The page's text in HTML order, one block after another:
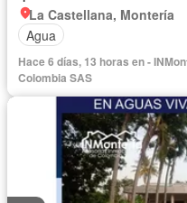
La Castellana, Montería
Agua
Hace 6 días, 13 horas en -
Colombia SAS